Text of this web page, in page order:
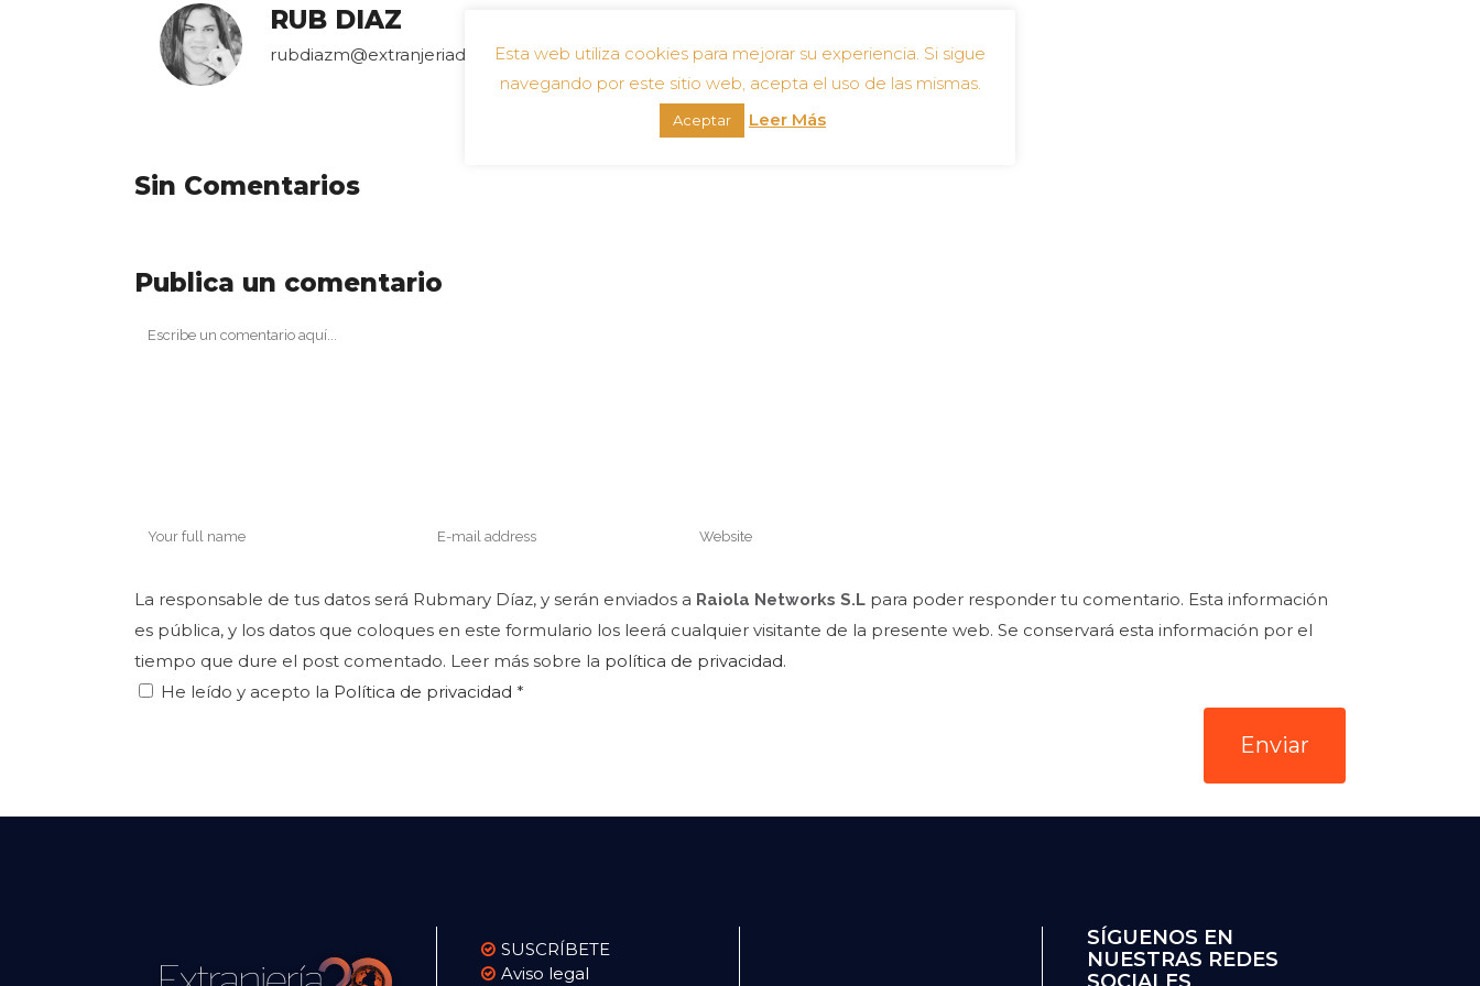
RUB DIAZ
rubdiazm@extranjeriadospuntocero.com
Sin Comentarios
Publica un comentario
La responsable de tus datos será Rubmary Díaz, y serán enviados a Raiola Networks S.L para poder responder tu comentario. Esta información
es pública, y los datos que coloques en este formulario los leerá cualquier visitante de la presente web. Se conservará esta información por el
tiempo que dure el post comentado. Leer más sobre la política de privacidad.
He leído y acepto la Política de privacidad *
SUSCRÍBETE
Aviso legal
SÍGUENOS EN
NUESTRAS REDES
Esta web utiliza cookies para mejorar su experiencia. Si sigue
navegando por este sitio web, acepta el uso de las mismas.
Aceptar Leer Más